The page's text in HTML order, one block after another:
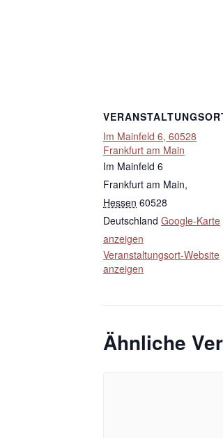
Im Mainfeld 6, 60528
Frankfurt am Main
Im Mainfeld 6
Frankfurt am Main,
Hessen 60528
Deutschland Google-Karte
anzeigen
Veranstaltungsort-Website
anzeigen
Ähnliche